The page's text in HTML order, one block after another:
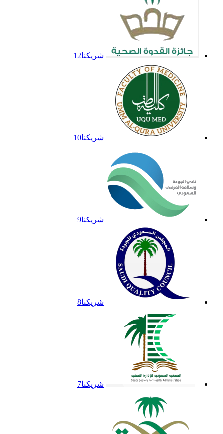
شريكنا12
شريكنا10
شريكنا9
شريكنا8
شريكنا7